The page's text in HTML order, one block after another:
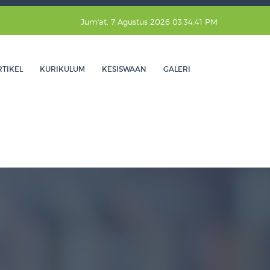
Jum'at, 7 Agustus 2026 03:34:42 PM
KURIKULUM KESISWAAN GALERI